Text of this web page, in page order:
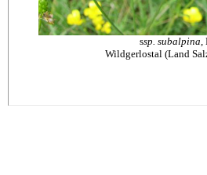
ssp. subalpina,
Wildgerlostal (Land